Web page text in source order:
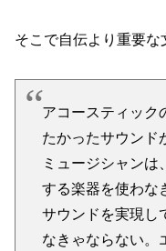
そこで自伝より重要な
アコースティック
たかったサウンド
ミュージシャンは
する楽器を使わな
サウンドを実現し
なきゃならない。